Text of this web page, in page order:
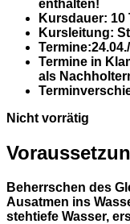
enthalten!
Kursdauer: 10
Kursleitung:
Termine:
Termine in
als
Nicht vorrätig
Beherrschen des
Ausatmen ins
stehtiefe Wasser,